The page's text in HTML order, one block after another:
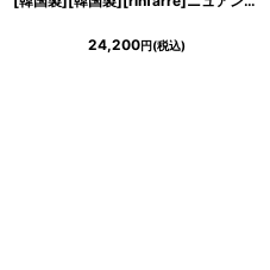
24,200円(税込)